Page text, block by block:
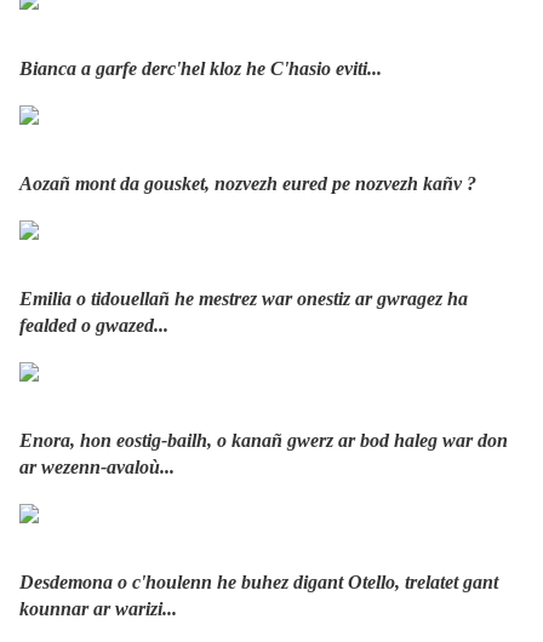
Bianca a garfe derc'hel kloz he C'hasio eviti...
Aozañ mont da gousket, nozvezh eured pe nozvezh kañv ?
Emilia o tidouellañ he mestrez war onestiz ar gwragez ha
fealded o gwazed...
Enora, hon eostig-bailh, o kanañ gwerz ar bod haleg war don
ar wezenn-avaloù...
Desdemona o c'houlenn he buhez digant Otello, trelatet gant
kounnar ar warizi...